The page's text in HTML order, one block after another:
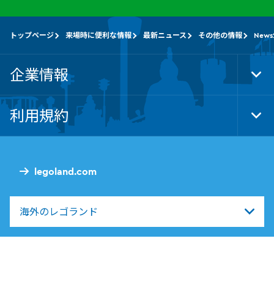
legoland.com
海外のレゴランド
トップページ 来場時に便利な情報 最新ニュース その他の情報
企業情報
利用規約